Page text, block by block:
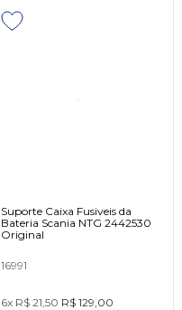
Suporte Caixa Fusiveis da
Bateria Scania NTG 2442530
Original
16991
6x R$ 21,50 R$ 129,00